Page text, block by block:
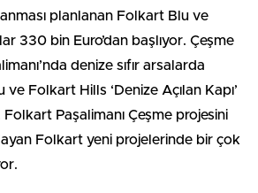
planlanan Folkart Blu ve
330 bin Euro’dan başlıyor. Çeşme
denize sıfır arsalarda
Folkart Hills ‘Denize Açılan Kapı’
Folkart Paşalimanı Çeşme projesini
Folkart yeni projelerinde bir çok